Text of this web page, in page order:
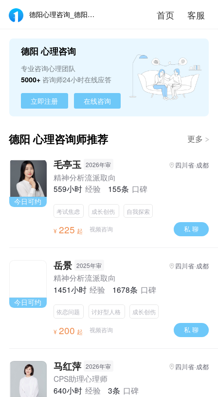
德阳心理咨询_德阳心理咨询师在线_德阳心理咨询医生推荐 - 壹点灵 首页 客服
德阳 心理咨询
专业咨询心理团队
5000+ 咨询师24小时在线应答
立即注册 在线咨询
德阳 心理咨询师推荐 更多
今日可约
毛亭玉 2026年审 四川省·成都
精神分析流派取向
559小时 经验 155条 口碑
考试焦虑 成长创伤 自我探索
¥ 225 起 视频咨询 私 聊
今日可约
岳景 2025年审 四川省·成都
精神分析流派取向
1451小时 经验 1678条 口碑
依恋问题 讨好型人格 成长创伤
¥ 200 起 视频咨询 私 聊
马红萍 2026年审 四川省·成都
CPS助理心理师
640小时 经验 3条 口碑